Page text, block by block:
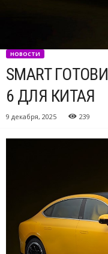
НОВОСТИ
SMART
6 ДЛЯ КИТАЯ
9 декабря, 2025 239